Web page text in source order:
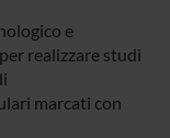
e
realizzare studi
marcati con